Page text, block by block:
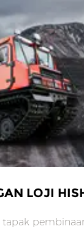
LOJI
tapak